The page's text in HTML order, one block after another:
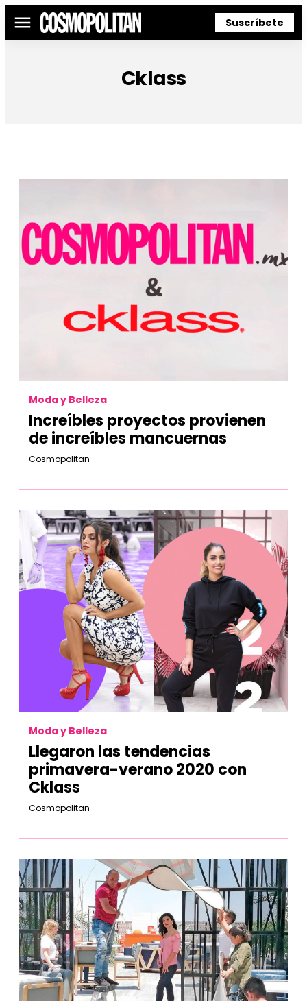
Menú Suscríbete
Cklass
Moda y Belleza
Increíbles proyectos provienen
de increíbles mancuernas
Cosmopolitan
Moda y Belleza
Llegaron las tendencias
primavera-verano 2020 con
Cklass
Cosmopolitan